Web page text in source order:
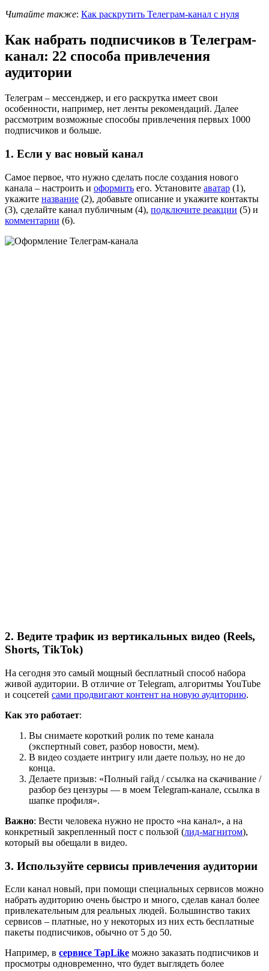
Читайте также: Как раскрутить Телеграм-канал с нуля
Как набрать подписчиков в Телеграм-
канал: 22 способа привлечения
аудитории
Телеграм – мессенджер, и его раскрутка имеет свои
особенности, например, нет ленты рекомендаций. Далее
рассмотрим возможные способы привлечения первых 1000
подписчиков и больше.
1. Если у вас новый канал
Самое первое, что нужно сделать после создания нового
канала – настроить и оформить его. Установите аватар (1),
укажите название (2), добавьте описание и укажите контакты
(3), сделайте канал публичным (4), подключите реакции (5) и
комментарии (6).
2. Ведите трафик из вертикальных видео (Reels,
Shorts, TikTok)
На сегодня это самый мощный бесплатный способ набора
живой аудитории. В отличие от Telegram, алгоритмы YouTube
и соцсетей сами продвигают контент на новую аудиторию.
Как это работает:
Вы снимаете короткий ролик по теме канала
(экспертный совет, разбор новости, мем).
В видео создаете интригу или даете пользу, но не до
конца.
Делаете призыв: «Полный гайд / ссылка на скачивание /
разбор без цензуры — в моем Telegram-канале, ссылка в
шапке профиля».
Важно: Вести человека нужно не просто «на канал», а на
конкретный закрепленный пост с пользой (лид-магнитом),
который вы обещали в видео.
3. Используйте сервисы привлечения аудитории
Если канал новый, при помощи специальных сервисов можно
набрать аудиторию очень быстро и много, сделав канал более
привлекательным для реальных людей. Большинство таких
сервисов – платные, но у некоторых из них есть бесплатные
пакеты подписчиков, обычно от 5 до 50.
Например, в сервисе TapLike можно заказать подписчиков и
просмотры одновременно, что будет выглядеть более